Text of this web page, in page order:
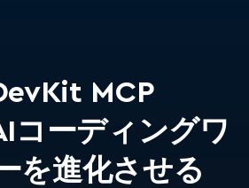
MCP
コーディングワ
を進化させる